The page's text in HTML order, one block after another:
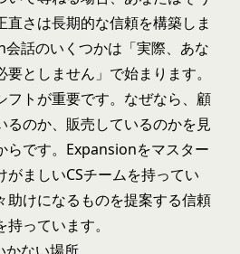
さは長期的な信頼を構築しま
話のいくつかは「実際、あな
としません」で始まります。
フトが重要です。なぜなら、顧
るのか、販売しているのかを見
らです。Expansionをマスター
ましいCSチームを持ってい
助けになるものを提案する信頼
っています。